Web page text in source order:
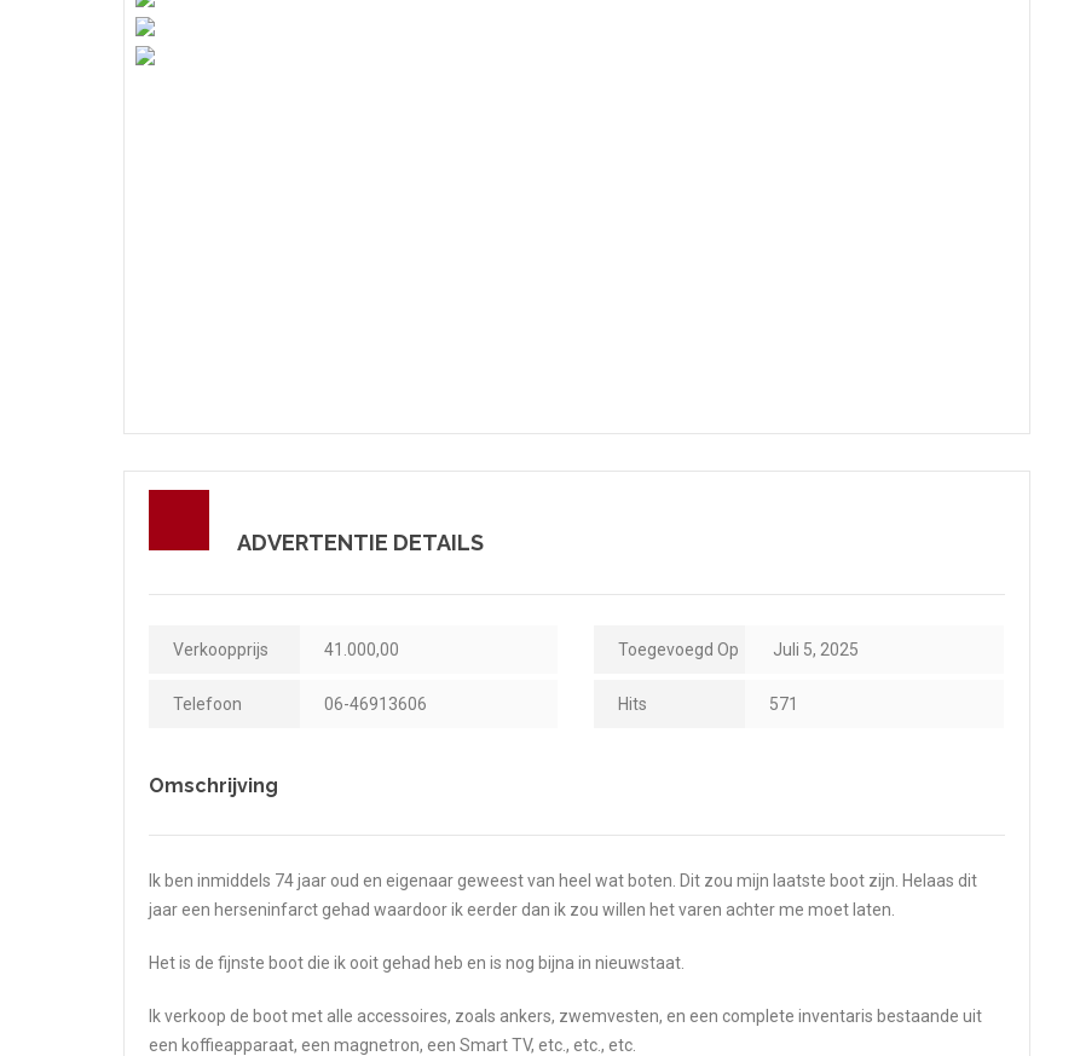
ADVERTENTIE DETAILS
Verkoopprijs 41.000,00 Toegevoegd Op Juli 5, 2025
Telefoon 06-46913606 Hits 571
Omschrijving
Ik ben inmiddels 74 jaar oud en eigenaar geweest van heel wat boten. Dit zou mijn laatste boot zijn. Helaas dit
jaar een herseninfarct gehad waardoor ik eerder dan ik zou willen het varen achter me moet laten.
Het is de fijnste boot die ik ooit gehad heb en is nog bijna in nieuwstaat.
Ik verkoop de boot met alle accessoires, zoals ankers, zwemvesten, en een complete inventaris bestaande uit
een koffieapparaat, een magnetron, een Smart TV, etc., etc., etc.